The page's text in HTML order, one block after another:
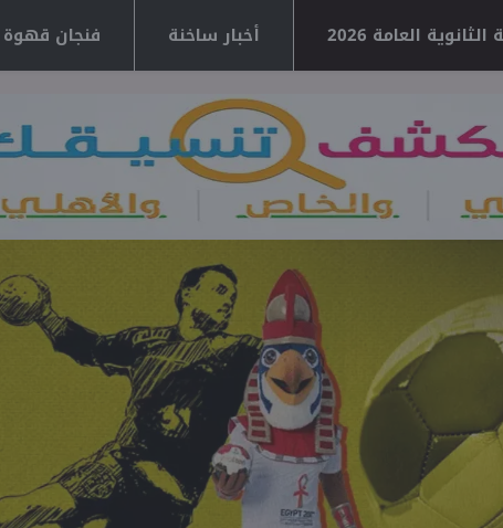
العامة 2026 أخبار ساخنة فنجان قهوة